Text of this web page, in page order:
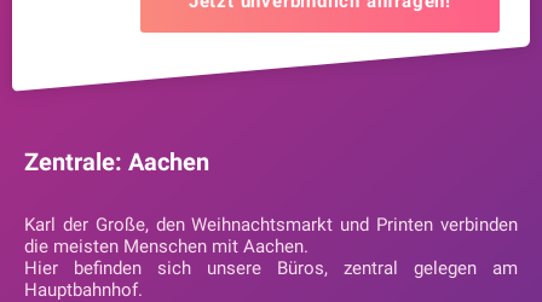
Zentrale: Aachen
Karl der Große, den Weihnachtsmarkt und Printen verbinden
die meisten Menschen mit Aachen.
Hier befinden sich unsere Büros, zentral gelegen am
Hauptbahnhof.